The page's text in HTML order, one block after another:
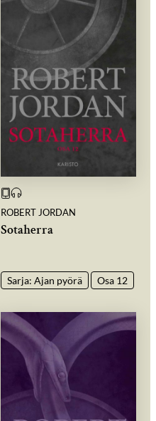
ROBERT JORDAN
Sotaherra
Sarja: Ajan pyörä Osa 12